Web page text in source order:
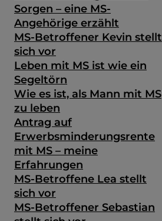
Sorgen – eine MS-
Angehörige erzählt
MS-Betroffener Kevin stellt
sich vor
Leben mit MS ist wie ein
Segeltörn
Wie es ist, als Mann mit MS
zu leben
Antrag auf
Erwerbsminderungsrente
mit MS – meine
Erfahrungen
MS-Betroffene Lea stellt
sich vor
MS-Betroffener Sebastian